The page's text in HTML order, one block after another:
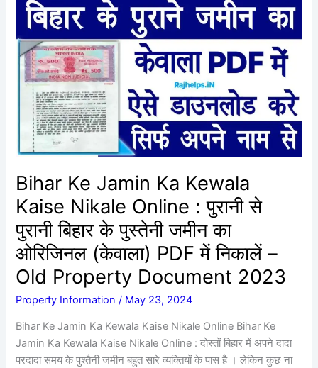
Bihar Ke Jamin Ka Kewala
Kaise Nikale Online : पुरानी से
पुरानी बिहार के पुस्तेनी जमीन का
ओरिजिनल (केवाला) PDF में निकालें –
Old Property Document 2023
Property Information / May 23, 2024
Bihar Ke Jamin Ka Kewala Kaise Nikale Online Bihar Ke
Jamin Ka Kewala Kaise Nikale Online : दोस्तों बिहार में अपने दादा
परदादा समय के पुश्तैनी जमीन बहुत सारे व्यक्तियों के पास है । लेकिन कुछ ना
Bihar
Jamin
Ka
Kewala
Kaise
Nikale
Online
पुरानी
से
पुरानी
बिहार
के
पुस्तेनी
जमीन
का
ओरिजिनल
(केवाला)
PDF
में
निकालें